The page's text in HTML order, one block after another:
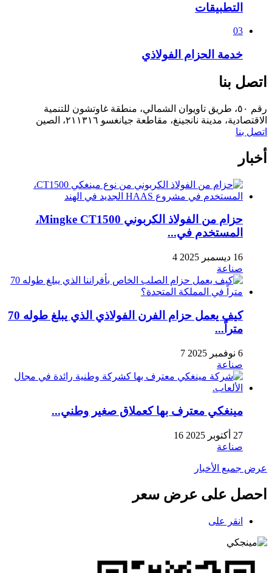
التطبيقات
03
خدمة الحزام الفولاذي
اتصل بنا
رقم ٥٠، طريق تاويوان الشمالي، منطقة غاوتشون للتنمية
الاقتصادية، مدينة نانجينغ، مقاطعة جيانغسو ٢١١٣١٦، الصين
اتصل بنا
أخبار
حزام من الفولاذ الكربوني Mingke CT1500،
المستخدم في...
16 ديسمبر 2025
4
صناعة
كيف يعمل حزام الفرن الفولاذي الذي يبلغ طوله 70
متراً...
6 نوفمبر 2025
7
صناعة
مينغكي معترف بها كعملاق صغير وطني...
27 أكتوبر 2025
16
صناعة
عرض جميع الأخبار
احصل على عرض سعر
انقر على